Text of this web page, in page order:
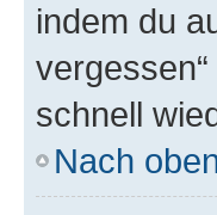
indem du
schnell
Nach